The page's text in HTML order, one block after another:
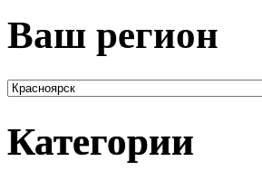
Ваш регион
Категории